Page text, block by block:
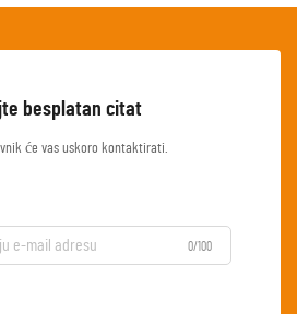
besplatan citat
će vas uskoro kontaktirati.
0/100